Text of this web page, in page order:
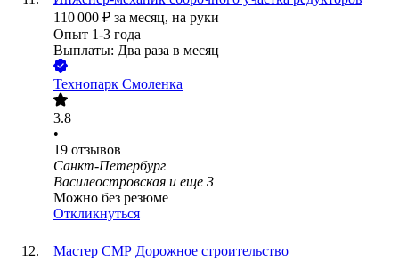
110 000 ₽ за месяц, на руки
Опыт 1-3 года
Выплаты: Два раза в месяц
Технопарк Смоленка
3.8
•
19 отзывов
Санкт-Петербург
Василеостровская и еще 3
Можно без резюме
Откликнуться
Мастер СМР Дорожное строительство